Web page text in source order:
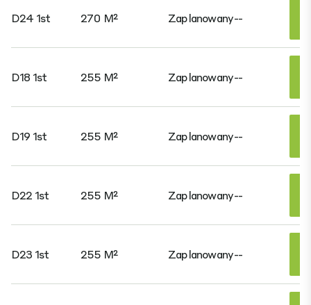
D24 1st 270 M² Zaplanowany--
D18 1st 255 M² Zaplanowany--
D19 1st 255 M² Zaplanowany--
D22 1st 255 M² Zaplanowany--
D23 1st 255 M² Zaplanowany--